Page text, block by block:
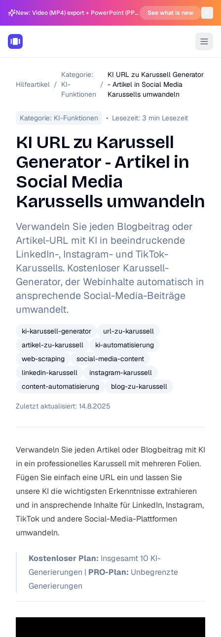
New: Video (MP4) export + PowerPoint (PPTX) support in Carousel Generator See what is new
Hilfeartikel /
Kategorie:
KI-
Funktionen
/
KI URL zu Karussell Generator
- Artikel in Social Media
Karussells umwandeln
Kategorie: KI-Funktionen • Lesezeit: 3 min Lesezeit
KI URL zu Karussell
Generator - Artikel in
Social Media
Karussells umwandeln
Verwandeln Sie jeden Blogbeitrag oder
Artikel-URL mit KI in beeindruckende
LinkedIn-, Instagram- und TikTok-
Karussells. Kostenloser Karussell-
Generator, der Webinhalte automatisch in
ansprechende Social-Media-Beiträge
umwandelt.
ki-karussell-generator
url-zu-karussell
artikel-zu-karussell
ki-automatisierung
web-scraping
social-media-content
linkedin-karussell
instagram-karussell
content-automatisierung
blog-zu-karussell
Zuletzt aktualisiert: 14.8.2025
Verwandeln Sie jeden Artikel oder Blogbeitrag mit KI
in ein professionelles Karussell mit mehreren Folien.
Fügen Sie einfach eine URL ein und lassen Sie
unsere KI die wichtigsten Erkenntnisse extrahieren
und in ansprechende Inhalte für LinkedIn, Instagram,
TikTok und andere Social-Media-Plattformen
umwandeln.
Kostenloser Plan: Insgesamt 10 KI-
Generierungen | PRO-Plan: Unbegrenzte
Generierungen